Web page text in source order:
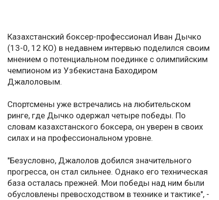
Казахстанский боксер-профессионал Иван Дычко
(13-0, 12 КО) в недавнем интервью поделился своим
мнением о потенциальном поединке с олимпийским
чемпионом из Узбекистана Баходиром
Джалоловым.
Спортсмены уже встречались на любительском
ринге, где Дычко одержал четыре победы. По
словам казахстанского боксера, он уверен в своих
силах и на профессиональном уровне.
"Безусловно, Джалолов добился значительного
прогресса, он стал сильнее. Однако его техническая
база осталась прежней. Мои победы над ним были
обусловлены превосходством в технике и тактике", -